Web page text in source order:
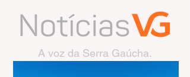
A voz da Serra Gaúcha.